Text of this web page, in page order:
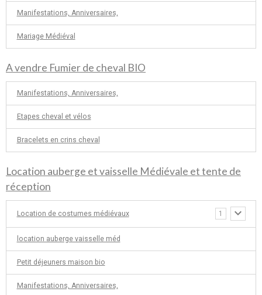
Manifestations, Anniversaires,
Mariage Médiéval
A vendre Fumier de cheval BIO
Manifestations, Anniversaires,
Etapes cheval et vélos
Bracelets en crins cheval
Location auberge et vaisselle Médiévale et tente de
réception
Location de costumes médiévaux 1
location auberge vaisselle méd
Petit déjeuners maison bio
Manifestations, Anniversaires,